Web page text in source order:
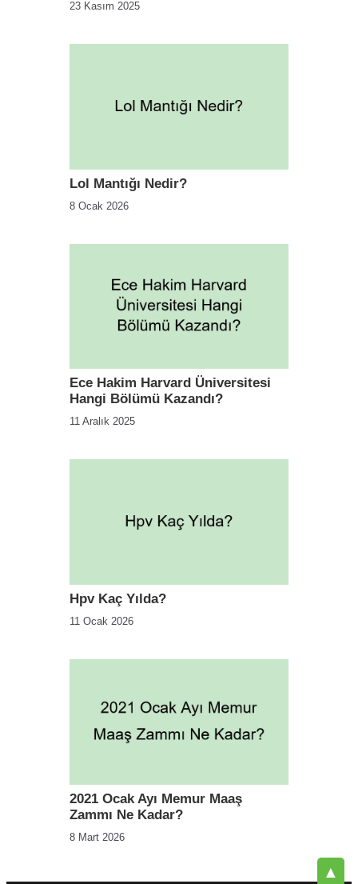
23 Kasım 2025
Lol Mantığı Nedir?
8 Ocak 2026
Ece Hakim Harvard Üniversitesi
Hangi Bölümü Kazandı?
11 Aralık 2025
Hpv Kaç Yılda?
11 Ocak 2026
2021 Ocak Ayı Memur Maaş
Zammı Ne Kadar?
8 Mart 2026
▲